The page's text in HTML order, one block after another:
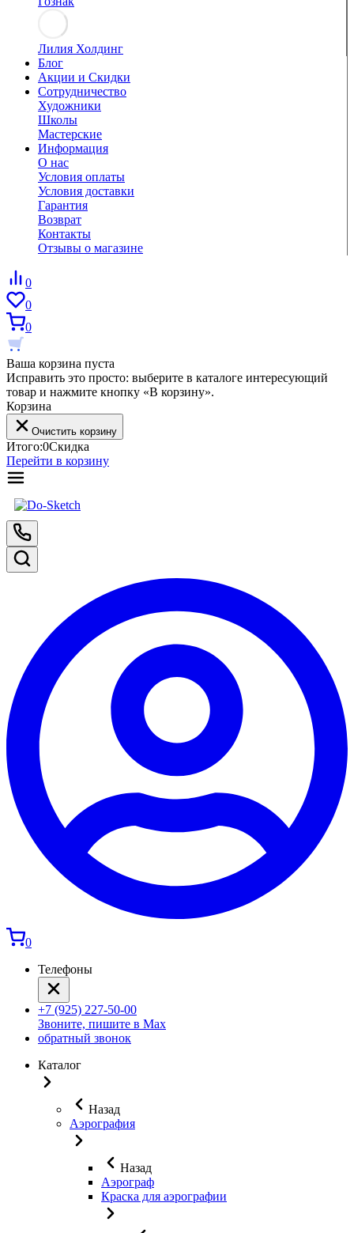
Лилия Холдинг
Блог
Акции и Скидки
Сотрудничество
Художники
Школы
Мастерские
Информация
О нас
Условия оплаты
Условия доставки
Гарантия
Возврат
Контакты
Отзывы о магазине
0
0
0
Ваша корзина пуста
Исправить это просто: выберите в каталоге интересующий
товар и нажмите кнопку «В корзину».
Корзина
Очистить корзину
Итого:0Скидка
Перейти в корзину
0
Телефоны
+7 (925) 227-50-00
Звоните, пишите в Max
обратный звонок
Каталог
Назад
Аэрография
Назад
Аэрограф
Краска для аэрографии